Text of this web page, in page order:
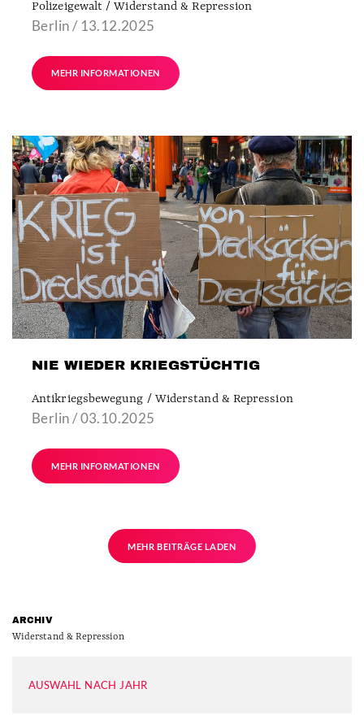
Polizeigewalt / Widerstand & Repression
Berlin / 13.12.2025
MEHR INFORMATIONEN
NIE WIEDER KRIEGSTÜCHTIG
Antikriegsbewegung / Widerstand & Repression
Berlin / 03.10.2025
MEHR INFORMATIONEN
MEHR BEITRÄGE LADEN
ARCHIV
Widerstand & Repression
AUSWAHL NACH JAHR